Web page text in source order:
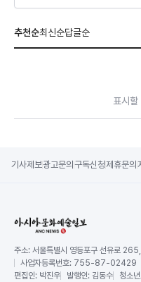
추천순최신순답글순
표시할
기사제보광고문의 구독신청제휴문의
주소: 서울특별시 영등포구 선유로
사업자등록번호: 755-87-02429
편집인: 박진우 발행인: 김동수 청소